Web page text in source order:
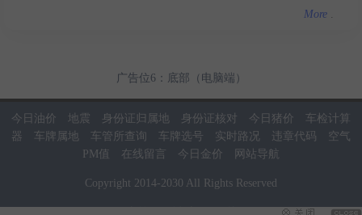
More
广告位6：底部（电脑端）
今日油价 地震 身份证归属地 身份证核对 今日猪价
车检计算
器
车牌属地 车管所查询 车牌选号 实时路况 违章代码
空气
PM值
在线留言 今日金价 网站导航
Copyright 2014-2030 All Rights Reserved